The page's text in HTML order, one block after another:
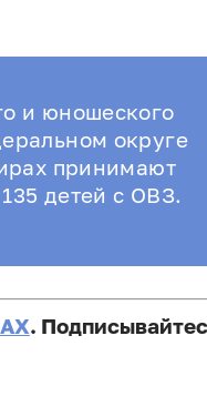
и юношеского
округе
принимают
детей с ОВЗ.
.